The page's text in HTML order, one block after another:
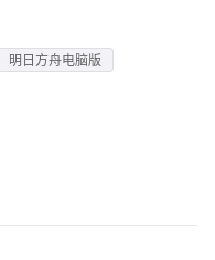
明日方舟电脑版